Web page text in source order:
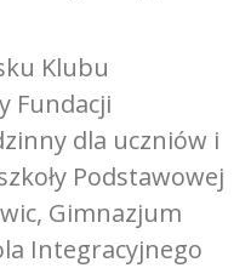
Klubu
Fundacji
dla uczniów i
Podstawowej
Gimnazjum
Integracyjnego